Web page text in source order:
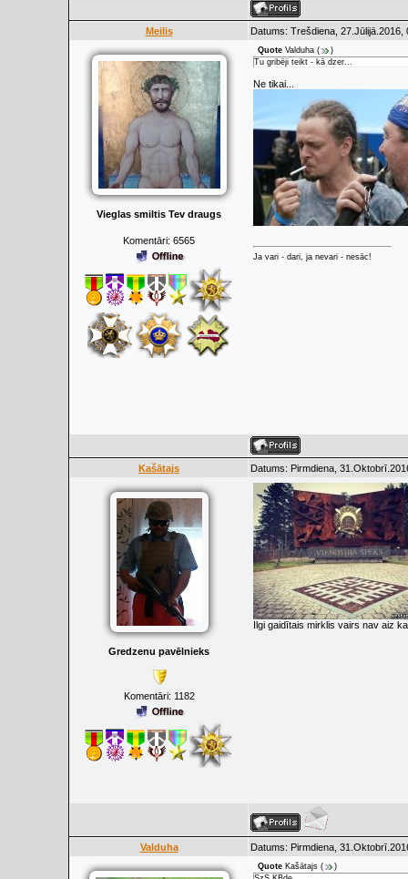
Meilis Datums: Trešdiena,
Vieglas smiltis Tev draugs
Komentāri: 6565
Quote Valduha (
)
Tu gribēji teikt - kā dzer...
Ne tikai...
Ja vari - dari, ja nevari - nesāc!
Kašātajs Datums: Pirmdiena,
Gredzenu pavēlnieks
Komentāri: 1182
Ilgi gaidītais mirklis vairs nav aiz
Valduha Datums: Pirmdiena,
Quote Kašātajs (
)